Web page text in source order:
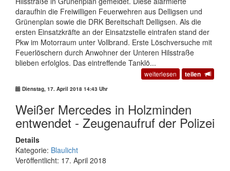
daraufhin die Freiwilligen Feuerwehren aus Delligsen und
Grünenplan sowie die DRK Bereitschaft Delligsen. Als die
ersten Einsatzkräfte an der Einsatzstelle eintrafen stand der
Pkw im Motorraum unter Vollbrand. Erste Löschversuche mit
Feuerlöschern durch Anwohner der Unteren Hilsstraße
blieben erfolglos. Das eintreffende Tanklö...
weiterlesen teilen
Dienstag, 17. April 2018 14:43 Uhr
Weißer Mercedes in Holzminden
entwendet - Zeugenaufruf der Polizei
Details
Kategorie: Blaulicht
Veröffentlicht: 17. April 2018